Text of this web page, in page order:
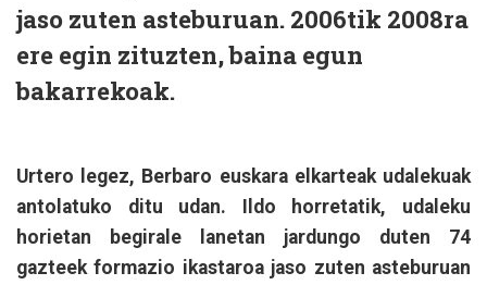
jaso zuten asteburuan. 2006tik 2008ra
ere egin zituzten, baina egun
bakarrekoak.
Urtero legez, Berbaro euskara elkarteak udalekuak
antolatuko ditu udan. Ildo horretatik, udaleku
horietan begirale lanetan jardungo duten 74
gazteek formazio ikastaroa jaso zuten asteburuan